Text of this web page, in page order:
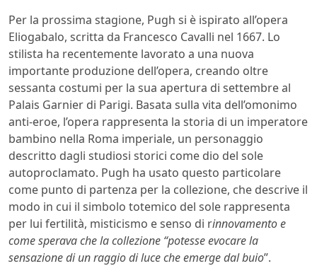
Per la prossima stagione, Pugh si è ispirato all’opera
Eliogabalo, scritta da Francesco Cavalli nel 1667. Lo
stilista ha recentemente lavorato a una nuova
importante produzione dell’opera, creando oltre
sessanta costumi per la sua apertura di settembre al
Palais Garnier di Parigi. Basata sulla vita dell’omonimo
anti-eroe, l’opera rappresenta la storia di un imperatore
bambino nella Roma imperiale, un personaggio
descritto dagli studiosi storici come dio del sole
autoproclamato. Pugh ha usato questo particolare
come punto di partenza per la collezione, che descrive il
modo in cui il simbolo totemico del sole rappresenta
per lui fertilità, misticismo e senso di rinnovamento e
come sperava che la collezione “potesse evocare la
sensazione di un raggio di luce che emerge dal buio”.